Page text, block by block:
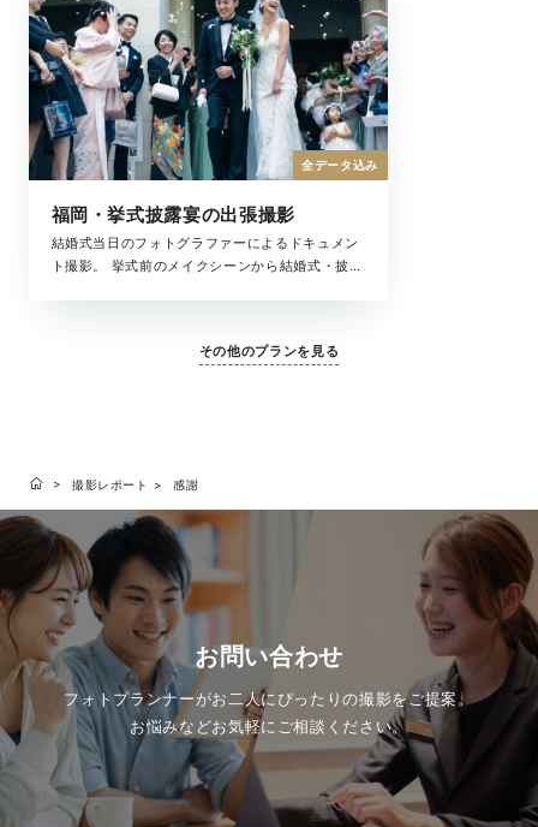
福岡・挙式披露宴の出張撮影
結婚式当日のフォトグラファーによるドキュメン
ト撮影。 挙式前のメイクシーンから結婚式・披露
全データ込み
その他のプランを見る
撮影レポート 感謝
お問い合わせ
フォトプランナーがお二人にぴったりの撮影をご提案。
お悩みなどお気軽にご相談ください。